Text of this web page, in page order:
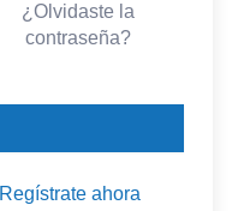
¿Olvidaste la
contraseña?
Regístrate ahora